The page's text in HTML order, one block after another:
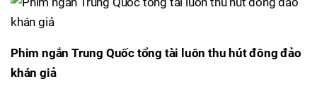
Phim ngắn Trung Quốc tổng tài luôn thu hút đông đảo
khán giả